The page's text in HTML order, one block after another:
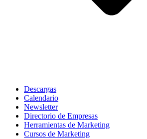
Descargas
Calendario
Newsletter
Directorio de Empresas
Herramientas de Marketing
Cursos de Marketing